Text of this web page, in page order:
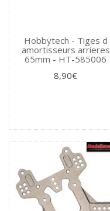
Hobbytech - Tiges d
amortisseurs arrieres
65mm - HT-585006
8,90€